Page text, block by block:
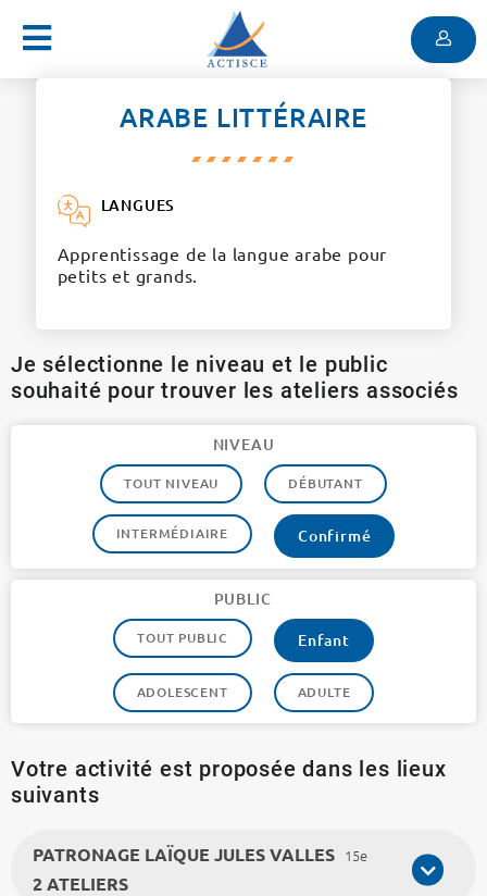
Menu
ARABE LITTÉRAIRE
LANGUES
Apprentissage de la langue arabe pour
petits et grands.
Je sélectionne le niveau et le public
souhaité pour trouver les ateliers associés
NIVEAU
TOUT NIVEAU DÉBUTANT
INTERMÉDIAIRE Confirmé
PUBLIC
TOUT PUBLIC Enfant
ADOLESCENT ADULTE
Votre activité est proposée dans les lieux
suivants
PATRONAGE LAÏQUE JULES VALLES 15e
2 ATELIERS